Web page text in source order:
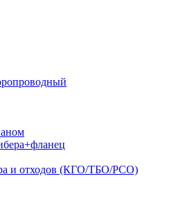
и отходов (КГО/ТБО/РСО)